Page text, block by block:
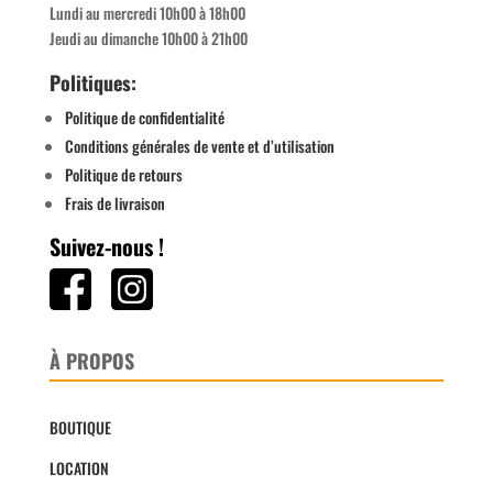
Lundi au mercredi 10h00 à 18h00
Jeudi au dimanche 10h00 à 21h00
Politiques:
Politique de confidentialité
Conditions générales de vente et d’utilisation
Politique de retours
Frais de livraison
Suivez-nous !
À PROPOS
BOUTIQUE
LOCATION